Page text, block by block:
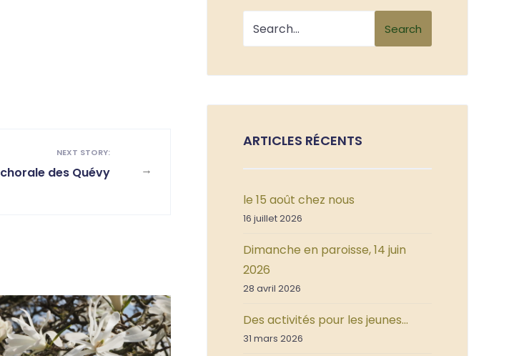
→
NEXT STORY:
chorale des Quévy
Search
ARTICLES RÉCENTS
le 15 août chez nous
16 juillet 2026
Dimanche en paroisse, 14 juin
2026
28 avril 2026
Des activités pour les jeunes…
31 mars 2026